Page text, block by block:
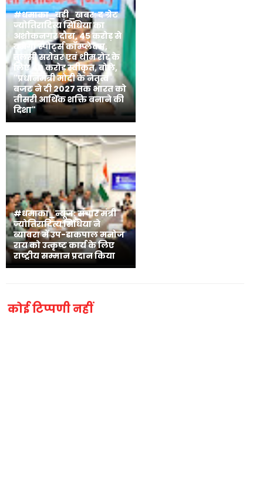
#धमाका_बड़ी_खबर: द ग्रेट
ज्योतिरादित्य सिंधिया का
अशोकनगर दौरा, 45 करोड़ से
बनेगा स्पोर्ट्स कॉम्प्लेक्स,
तुलसी सरोवर एवं थीम रोड के
लिए 40 करोड़ स्वीकृत, बोले,
"प्रधानमंत्री मोदी के नेतृत्व
बजट ने दी 2027 तक भारत को
तीसरी आर्थिक शक्ति बनाने की
दिशा"
#धमाका_न्यूज: संचार मंत्री
ज्योतिरादित्य सिंधिया ने
ब्यावरा में उप-डाकपाल मनोज
राय को उत्कृष्ट कार्य के लिए
राष्ट्रीय सम्मान प्रदान किया
कोई टिप्पणी नहीं